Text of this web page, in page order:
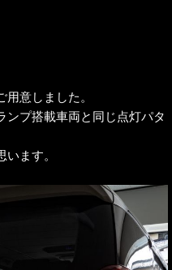
意しました。
ンプ搭載車両と同じ点灯パタ
ます。